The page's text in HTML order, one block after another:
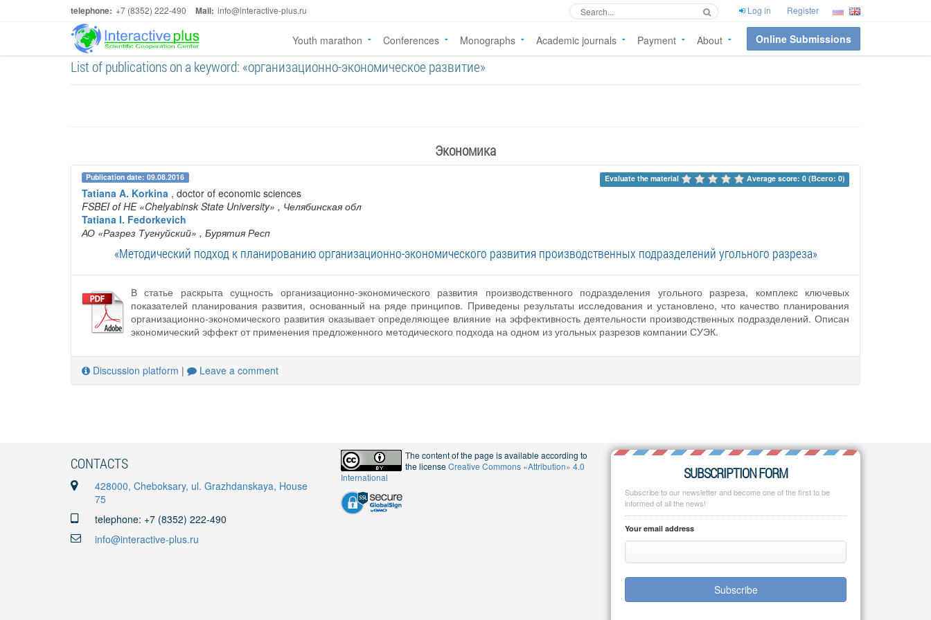
telephone: +7 (8352) 222-490 Mail: info@interactive-plus.ru Log in Register
Youth marathon Conferences Monographs Academic journals Payment About Online Submissions
List of publications on a keyword: «организационно-экономическое развитие»
Экономика
Publication date: 09.08.2016 Evaluate the material Average score: 0 (Всего: 0)
Tatiana A. Korkina , doctor of economic sciences
FSBEI of HE «Chelyabinsk State University» , Челябинская обл
Tatiana I. Fedorkevich
АО «Разрез Тугнуйский» , Бурятия Респ
«Методический подход к планированию организационно-экономического развития производственных подразделений угольного разреза»
В статье раскрыта сущность организационно-экономического развития производственного подразделения угольного разреза, комплекс ключевых
показателей планирования развития, основанный на ряде принципов. Приведены результаты исследования и установлено, что качество планирования
организационно-экономического развития оказывает определяющее влияние на эффективность деятельности производственных подразделений. Описан
экономический эффект от применения предложенного методического подхода на одном из угольных разрезов компании СУЭК.
Discussion platform | Leave a comment
CONTACTS
428000, Cheboksary, ul. Grazhdanskaya, House
75
telephone: +7 (8352) 222-490
info@interactive-plus.ru
The content of the page is available according to
the licenseCreative Commons «Attribution» 4.0
International
SUBSCRIPTION FORM
Subscribe to our newsletter and become one of the first to be
informed of all the news!
Your email address
Subscribe